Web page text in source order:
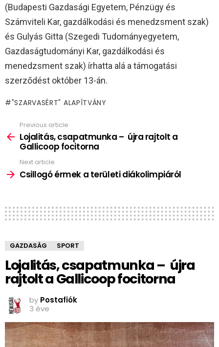
(Budapesti Gazdasági Egyetem, Pénzügy és
Számviteli Kar, gazdálkodási és menedzsment szak)
és Gulyás Gitta (Szegedi Tudományegyetem,
Gazdaságtudományi Kar, gazdálkodási és
menedzsment szak) írhatta alá a támogatási
szerződést október 13-án.
"SZARVASÉRT" ALAPÍTVÁNY
more
Previous article
Lojalitás, csapatmunka – újra rajtolt a
Gallicoop focitorna
Next article
Csillogó érmek a területi diákolimpiáról
GAZDASÁG SPORT
Lojalitás, csapatmunka – újra
rajtolt a Gallicoop focitorna
by Postafiók
3 éve